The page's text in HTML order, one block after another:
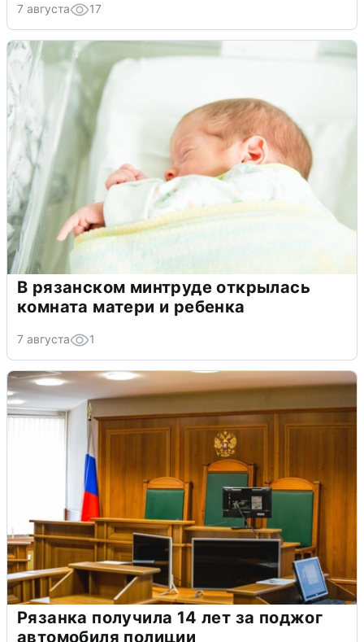
7 августа 17
В рязанском минтруде открылась
комната матери и ребенка
7 августа 1
Рязанка получила 14 лет за поджог
автомобиля полиции